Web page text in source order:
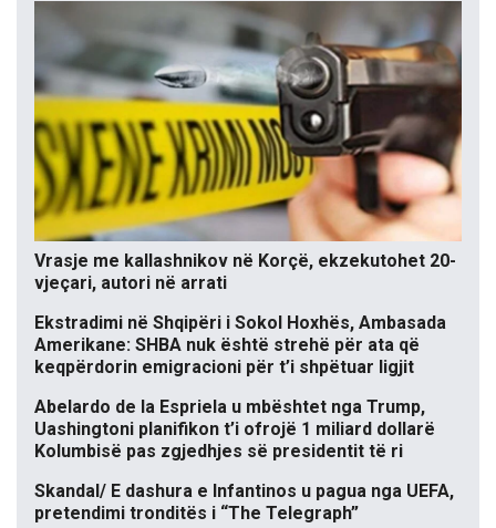
Vrasje me kallashnikov në Korçë, ekzekutohet 20-
vjeçari, autori në arrati
Ekstradimi në Shqipëri i Sokol Hoxhës, Ambasada
Amerikane: SHBA nuk është strehë për ata që
keqpërdorin emigracioni për t’i shpëtuar ligjit
Abelardo de la Espriela u mbështet nga Trump,
Uashingtoni planifikon t’i ofrojë 1 miliard dollarë
Kolumbisë pas zgjedhjes së presidentit të ri
Skandal/ E dashura e Infantinos u pagua nga UEFA,
pretendimi tronditës i “The Telegraph”